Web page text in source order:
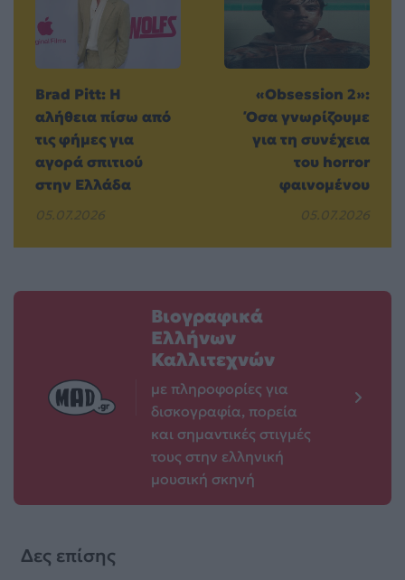
Brad Pitt: Η
αλήθεια πίσω από
τις φήμες για
αγορά σπιτιού
στην Ελλάδα
05.07.2026
«Obsession 2»:
Όσα γνωρίζουμε
για τη συνέχεια
του horror
φαινομένου
05.07.2026
Βιογραφικά
Ελλήνων
Καλλιτεχνών
με πληροφορίες για
δισκογραφία, πορεία
και σημαντικές στιγμές
τους στην ελληνική
μουσική σκηνή
Δες επίσης